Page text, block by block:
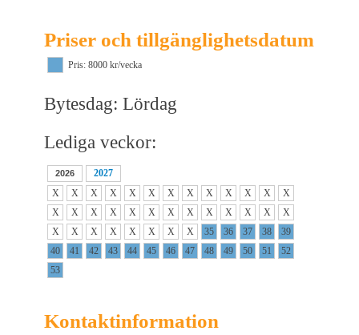
Priser och tillgänglighetsdatum
Pris: 8000 kr/vecka
Bytesdag: Lördag
Lediga veckor:
2026
2027
X
X X X X X X X X X X X
X
X
X X X X X X X X X X X
X
X
X X X X X X X 35 36 37 38
39
40
41 42 43 44 45 46 47 48 49 50 51
52
53
Kontaktinformation